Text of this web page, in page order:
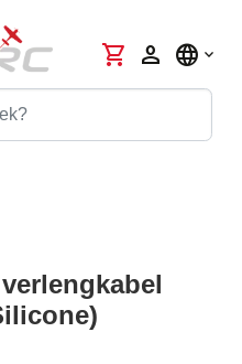
shopping_cart person language